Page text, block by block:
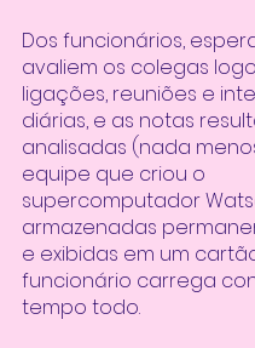
Dos funcionários,
avaliem os colegas
ligações, reuniões e
diárias, e as notas
analisadas (nada
equipe que criou o
supercomputador
armazenadas
e exibidas em um
funcionário carrega
tempo todo.